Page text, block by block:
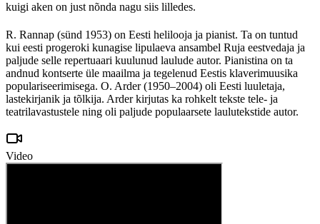
kuigi aken on just nõnda nagu siis lilledes.
R. Rannap (sünd 1953) on Eesti helilooja ja pianist. Ta on tuntud
kui eesti progeroki kunagise lipulaeva ansambel Ruja eestvedaja ja
paljude selle repertuaari kuulunud laulude autor. Pianistina on ta
andnud kontserte üle maailma ja tegelenud Eestis klaverimuusika
populariseerimisega. O. Arder (1950–2004) oli Eesti luuletaja,
lastekirjanik ja tõlkija. Arder kirjutas ka rohkelt tekste tele- ja
teatrilavastustele ning oli paljude populaarsete laulutekstide autor.
Video